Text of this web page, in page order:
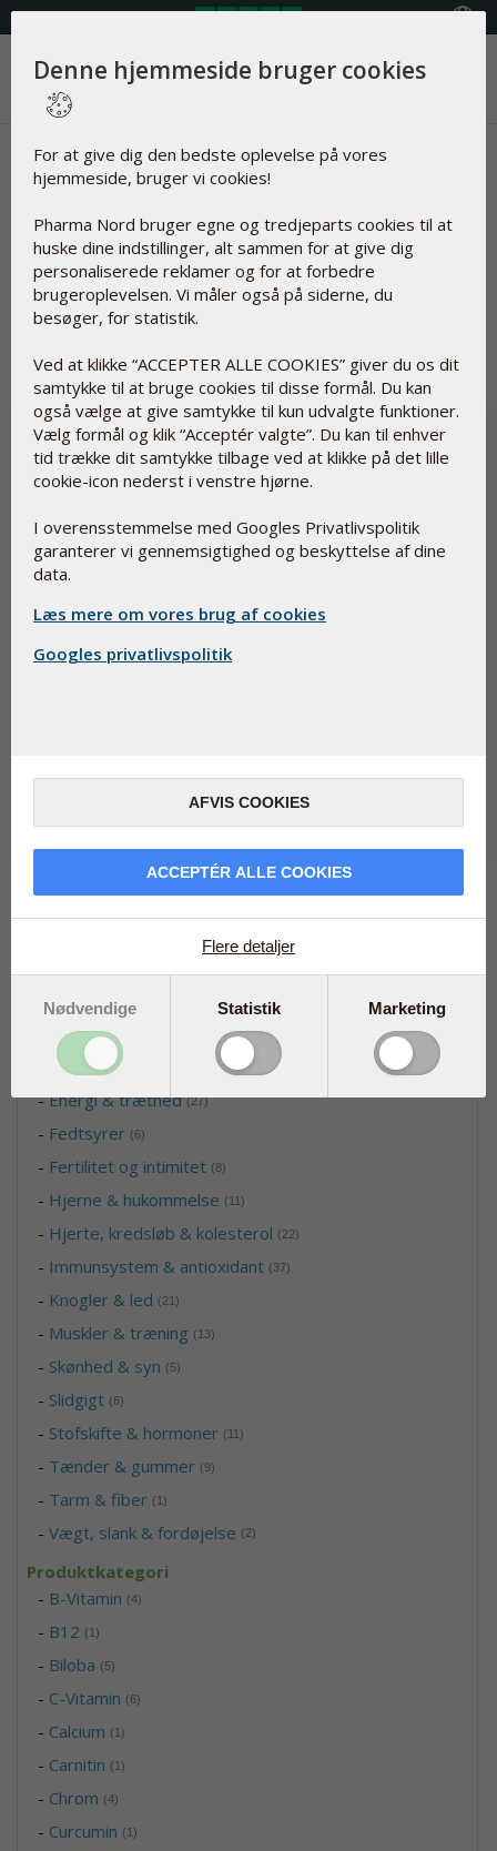
Menu
Nyheder | Curcumin
Artikler om
Curcumin
patenterede ekstrakt af gurkemejerod, Longvida, som har været
Læs mere
Læs mere om...
Krop/effekt
-Aminosyrer
Blodsukker
Børn & graviditet
-Energi & træthed(27)
- Fedtsyrer (6)
- Fertilitet og intimitet (8)
- Hjerne & hukommelse (11)
- Hjerte, kredsløb & kolesterol (22)
- Immunsystem & antioxidant (37)
- Knogler & led (21)
- Muskler & træning (13)
- Skønhed & syn (5)
- Slidgigt (6)
- Stofskifte & hormoner (11)
- Tænder & gummer (9)
- Tarm & fiber (1)
-Vægt, slank & fordøjelse (2)
Produktkategori
- B-Vitamin (4)
- B12 (1)
- Biloba (5)
- C-Vitamin (6)
- Calcium (1)
- Carnitin (1)
- Chrom (4)
- Curcumin (1)
Denne hjemmeside bruger cookies
For at give dig den bedste oplevelse på vores
hjemmeside, bruger vi cookies!
Pharma Nord bruger egne og tredjeparts cookies til at
huske dine indstillinger, alt sammen for at give dig
personaliserede reklamer og for at forbedre
brugeroplevelsen. Vi måler også på siderne, du
besøger, for statistik.
Ved at klikke “ACCEPTER ALLE COOKIES” giver du os dit
samtykke til at bruge cookies til disse formål. Du kan
også vælge at give samtykke til kun udvalgte funktioner.
Vælg formål og klik “Acceptér valgte”. Du kan til enhver
tid trække dit samtykke tilbage ved at klikke på det lille
cookie-icon nederst i venstre hjørne.
I overensstemmelse med Googles Privatlivspolitik
garanterer vi gennemsigtighed og beskyttelse af dine
data.
Læs mere om vores brug af cookies
Googles privatlivspolitik
AFVIS COOKIES
ACCEPTÉR ALLE COOKIES
Flere detaljer
Nødvendige Statistik Marketing